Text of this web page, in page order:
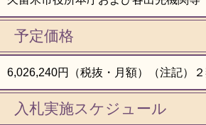
予定価格
6,026,240円（税抜・月額）（注記）
入札実施スケジュール